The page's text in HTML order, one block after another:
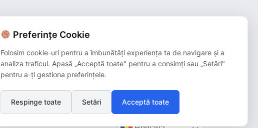
și beneficiază de 3D-Secure.
Preferințe Cookie
Folosim cookie-uri pentru a îmbunătăți experiența ta de navigare și a
analiza traficul. Apasă „Acceptă toate" pentru a consimți sau „Setări"
pentru a-ți gestiona preferințele.
Respinge toate Setări Acceptă toate